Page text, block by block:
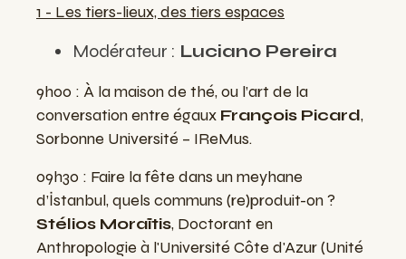
1 - Les tiers-lieux, des tiers espaces
Modérateur : Luciano Pereira
9h00 : À la maison de thé, ou l’art de la
conversation entre égaux François Picard,
Sorbonne Université – IReMus.
09h30 : Faire la fête dans un meyhane
d’İstanbul, quels communs (re)produit-on ?
Stélios Moraïtis, Doctorant en
Anthropologie à l'Université Côte d'Azur (Unité